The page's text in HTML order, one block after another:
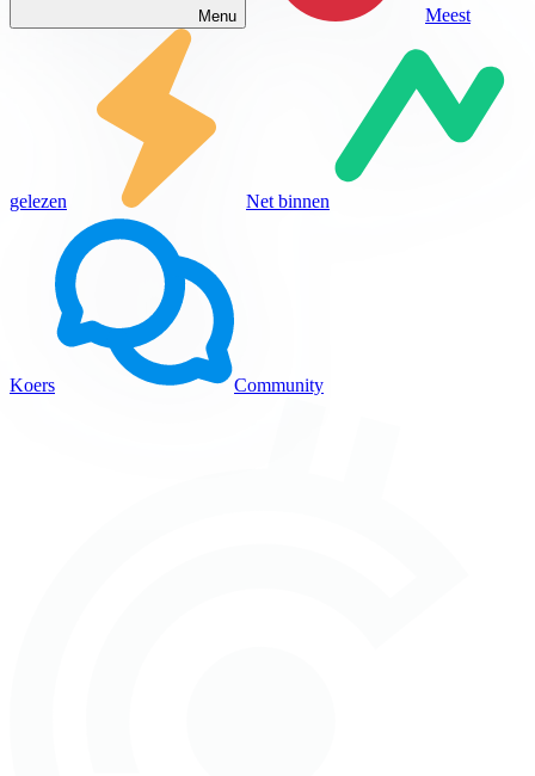
Menu Meest
gelezen Net binnen
Koers Community